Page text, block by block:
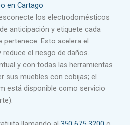
en Cartago
los electrodomésticos
anticipación y etiquete cada
pertenece. Esto acelera el
el riesgo de daños.
y con todas las herramientas
sus muebles con cobijas; el
está disponible como servicio